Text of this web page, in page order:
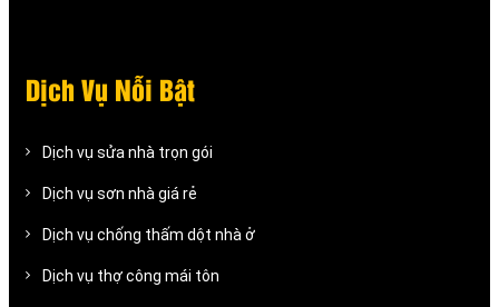
Dịch Vụ Nỗi Bật
Dịch vụ sửa nhà trọn gói
Dịch vụ sơn nhà giá rẻ
Dịch vụ chống thấm dột nhà ở
Dịch vụ thợ công mái tôn